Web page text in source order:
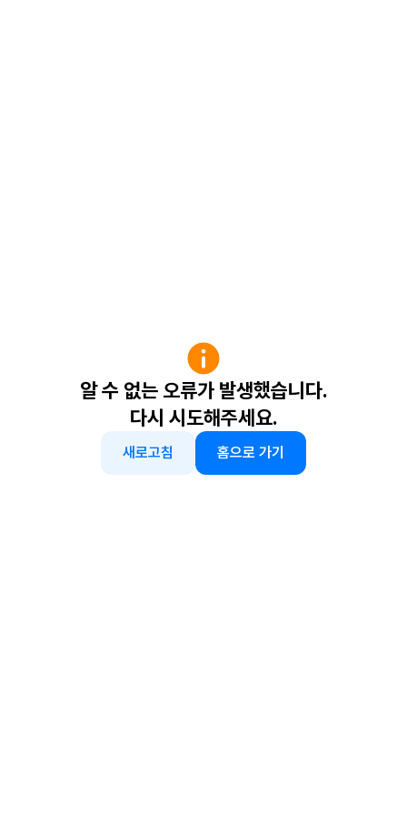
알 수 없는 오류가 발생했습니다.
다시 시도해주세요.
새로고침 홈으로 가기